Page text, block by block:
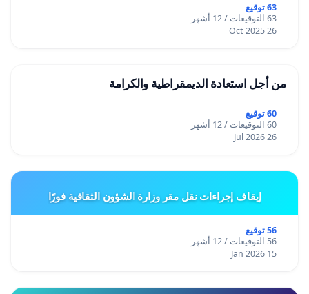
63 توقيع
63 التوقيعات / 12 أشهر
26 Oct 2025
من أجل استعادة الديمقراطية والكرامة
60 توقيع
60 التوقيعات / 12 أشهر
26 Jul 2026
إيقاف إجراءات نقل مقر وزارة الشؤون الثقافية فورًا
56 توقيع
56 التوقيعات / 12 أشهر
15 Jan 2026